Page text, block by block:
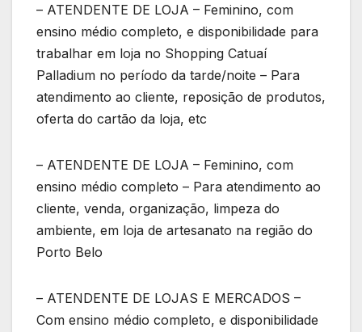
– ATENDENTE DE LOJA – Feminino, com
ensino médio completo, e disponibilidade para
trabalhar em loja no Shopping Catuaí
Palladium no período da tarde/noite – Para
atendimento ao cliente, reposição de produtos,
oferta do cartão da loja, etc
– ATENDENTE DE LOJA – Feminino, com
ensino médio completo – Para atendimento ao
cliente, venda, organização, limpeza do
ambiente, em loja de artesanato na região do
Porto Belo
– ATENDENTE DE LOJAS E MERCADOS –
Com ensino médio completo, e disponibilidade